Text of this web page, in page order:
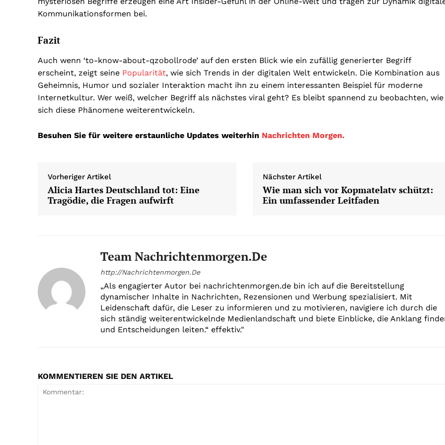
Kommunikationsformen bei.
Fazit
Auch wenn ‘to-know-about-qzobollrode’ auf den ersten Blick wie ein zufällig generierter Begriff
erscheint, zeigt seine Popularität, wie sich Trends in der digitalen Welt entwickeln. Die Kombination aus
Geheimnis, Humor und sozialer Interaktion macht ihn zu einem interessanten Beispiel für moderne
Internetkultur. Wer weiß, welcher Begriff als nächstes viral geht? Es bleibt spannend zu beobachten, wie
sich diese Phänomene weiterentwickeln.
Besuhen Sie für weitere erstaunliche Updates weiterhin Nachrichten Morgen.
Vorheriger Artikel
Alicia Hartes Deutschland tot: Eine
Tragödie, die Fragen aufwirft
Nächster Artikel
Wie man sich vor Kopmatelatv schützt:
Ein umfassender Leitfaden
Team Nachrichtenmorgen.de
http://Nachrichtenmorgen.De
„Als engagierter Autor bei nachrichtenmorgen.de bin ich auf die Bereitstellung
dynamischer Inhalte in Nachrichten, Rezensionen und Werbung spezialisiert. Mit
Leidenschaft dafür, die Leser zu informieren und zu motivieren, navigiere ich durch die
sich ständig weiterentwickelnde Medienlandschaft und biete Einblicke, die Anklang
und Entscheidungen leiten.“ effektiv."
KOMMENTIEREN SIE DEN ARTIKEL